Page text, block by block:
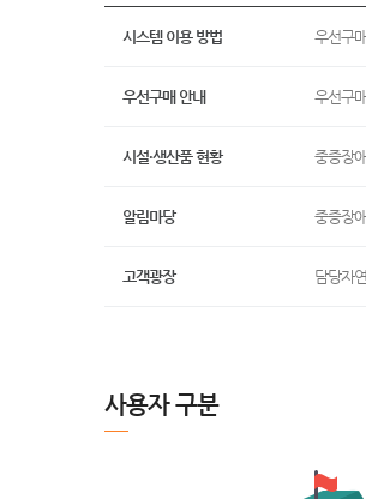
시스템 이용 방법 우선구
우선구매 안내 우선구
시설·생산품 현황 중증장
알림마당 중증장
고객광장 담당자
사용자 구분